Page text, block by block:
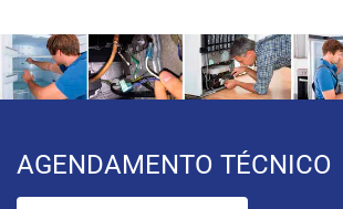
AGENDAMENTO TÉCNICO